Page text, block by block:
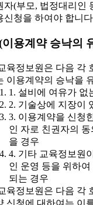
자(부모, 법정대리인
신청을 하여야 합니
이용계약 승낙의
육정보원은 다음 각
이용계약의 승낙을
1. 설비에 여유가 없
2. 기술상에 지장이
3. 이용계약을 신청
인 자로 친권자의
을 경우
4. 기타 교육정보원
인 운영 등을 위하
되는 경우
육정보원은 다음 각
신청에 대하여는 이